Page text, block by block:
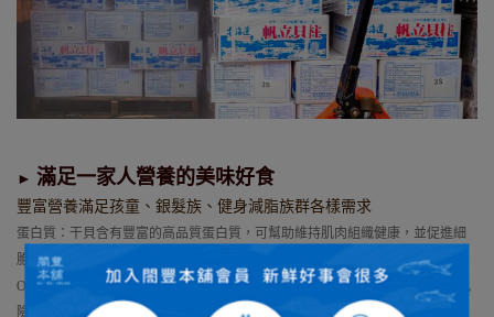
► 滿足一家人營養的美味好食
豐富營養滿足孩童、銀髮族、健身減脂族群各樣需求
蛋白質：干貝含有豐富的高品質蛋白質，可幫助維持肌肉組織健康，並促進細
胞修復和再生。
Omega-3脂肪酸：干貝是Omega-3脂肪酸的天然來源，有助於降低心血管疾病風
險，改善大腦功能，並維護視力健康。